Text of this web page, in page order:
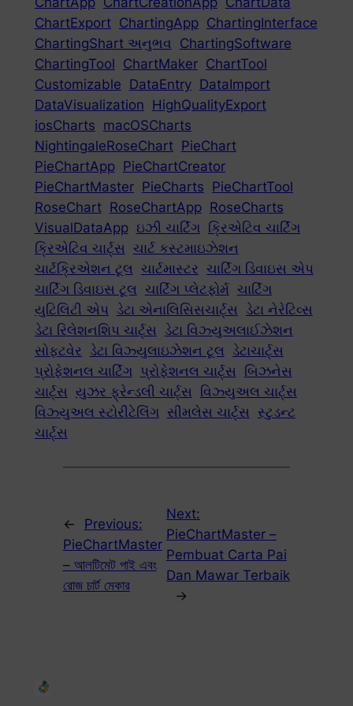
ChartExport ChartingApp ChartingInterface
ChartingShart અનુભવ
ChartingSoftware
ChartingTool ChartMaker ChartTool
Customizable DataEntry DataImport
DataVisualization HighQualityExport
iosCharts macOSCharts
NightingaleRoseChart PieChart
PieChartApp PieChartCreator
PieChartMaster PieCharts PieChartTool
RoseChart RoseChartApp RoseCharts
VisualDataApp ઇઝી ચાર્ટિંગ ક્રિએટિવ ચાર્ટિંગ
ક્રિએટિવ ચાર્ટ્સ
ચાર્ટ કસ્ટમાઇઝેશન
ચાર્ટક્રિએશન ટૂલ
ચાર્ટમાસ્ટર
ચાર્ટિંગ ડિવાઇસ એપ
ચાર્ટિંગ ડિવાઇસ ટૂલ
ચાર્ટિંગ પ્લેટફોર્મ ચાર્ટિંગ
યુટિલિટી એપ
ડેટા એનાલિસિસચાર્ટ્સ
ડેટા નેરેટિવ્સ
ડેટા રિલેશનશિપ ચાર્ટ્સ
ડેટા વિઝ્યુઅલાઈઝેશન
સોફ્ટવેર
ડેટા વિઝ્યુલાઇઝેશન ટૂલ
ડેટાચાર્ટ્સ
પ્રોફેશનલ ચાર્ટિંગ પ્રોફેશનલ ચાર્ટ્સ
બિઝનેસ
ચાર્ટ્સ
યુઝર ફ્રેન્ડલી ચાર્ટ્સ
વિઝ્યુઅલ ચાર્ટ્સ
વિઝ્યુઅલ સ્ટોરીટેલિંગ સીમલેસ ચાર્ટ્સ
સ્ટુડન્ટ
ચાર્ટ્સ
←
Previous:
PieChartMaster
– আলটিমেট পাই এবং
রোজ চার্ট মেকার
Next:
PieChartMaster –
Pembuat Carta Pai
Dan Mawar Terbaik
→